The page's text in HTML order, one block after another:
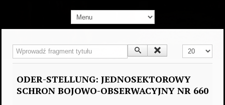
Wprowadź fragment tytułu Pokaż #
ODER-STELLUNG: JEDNOSEKTOROWY
SCHRON BOJOWO-OBSERWACYJNY NR 660